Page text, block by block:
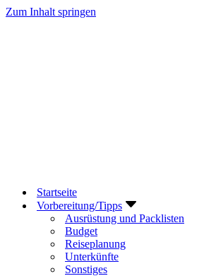
Zum Inhalt springen
Startseite
Vorbereitung/Tipps
Ausrüstung und Packlisten
Budget
Reiseplanung
Unterkünfte
Sonstiges